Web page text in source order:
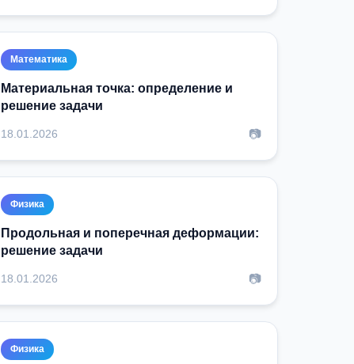
Математика
Материальная точка: определение и
решение задачи
18.01.2026 📷
Физика
Продольная и поперечная деформации:
решение задачи
18.01.2026 📷
Физика